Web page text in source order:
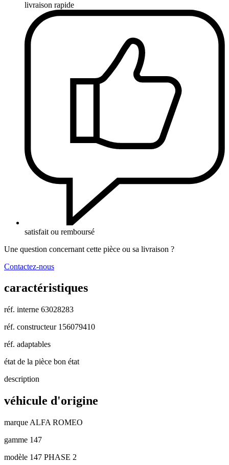
livraison rapide
satisfait ou remboursé
Une question concernant cette pièce ou sa livraison ?
Contactez-nous
caractéristiques
réf. interne 63028283
réf. constructeur 156079410
réf. adaptables
état de la pièce bon état
description
véhicule d'origine
marque ALFA ROMEO
gamme 147
modèle 147 PHASE 2